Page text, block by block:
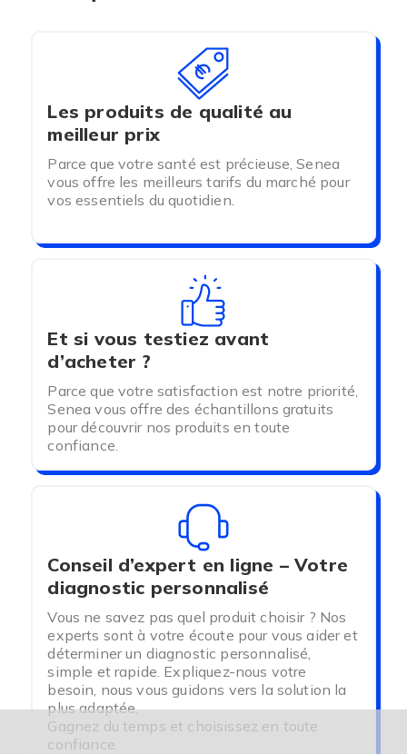
d'accélérer la guérison des muscles blessés tout en
soulageant la douleur à la source.
Il a été développé pour traiter: Entorses, claquages,
élongations, lésions des tendons ou encore
blessures sportives.
Revitive Aerosure:
les personnes souffrant d'une
Bronchopneumopathie chronique obstructive
Développé en collaboration avec des experts
aider à évacuer le mucus pour réduire la toux
chronique
Les produits de qualité au
meilleur prix
Parce que votre santé est précieuse, Senea
vous offre les meilleurs tarifs du marché pour
vos essentiels du quotidien.
Et si vous testiez avant
d’acheter ?
Parce que votre satisfaction est notre priorité,
Senea vous offre des échantillons gratuits
pour découvrir nos produits en toute
confiance.
Conseil d’expert en ligne – Votre
diagnostic personnalisé
Vous ne savez pas quel produit choisir ? Nos
experts sont à votre écoute pour vous aider et
déterminer un diagnostic personnalisé,
simple et rapide. Expliquez-nous votre
besoin, nous vous guidons vers la solution la
plus adaptée.
Gagnez du temps et choisissez en toute
confiance.